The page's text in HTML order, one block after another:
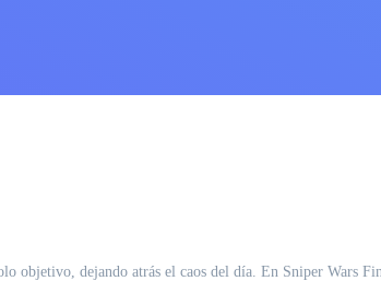
objetivo, dejando atrás el caos del día. En Sniper Wars